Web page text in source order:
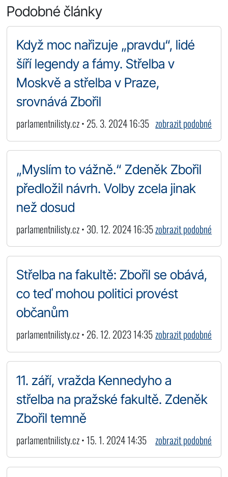
Podobné články
Když moc nařizuje „pravdu“, lidé
šíří legendy a fámy. Střelba v
Moskvě a střelba v Praze,
srovnává Zbořil
parlamentnilisty.cz • 25. 3. 2024 16:35 zobrazit podobné
„Myslím to vážně.“ Zdeněk Zbořil
předložil návrh. Volby zcela jinak
než dosud
parlamentnilisty.cz • 30. 12. 2024 16:35zobrazit podobné
Střelba na fakultě: Zbořil se obává,
co teď mohou politici provést
občanům
parlamentnilisty.cz • 26. 12. 2023 14:35zobrazit podobné
11. září, vražda Kennedyho a
střelba na pražské fakultě. Zdeněk
Zbořil temně
parlamentnilisty.cz • 15. 1. 2024 14:35 zobrazit podobné